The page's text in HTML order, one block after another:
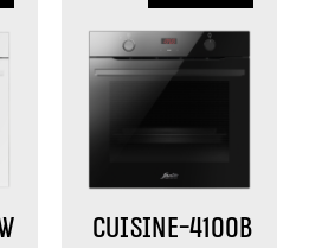
CUISINE-4100B